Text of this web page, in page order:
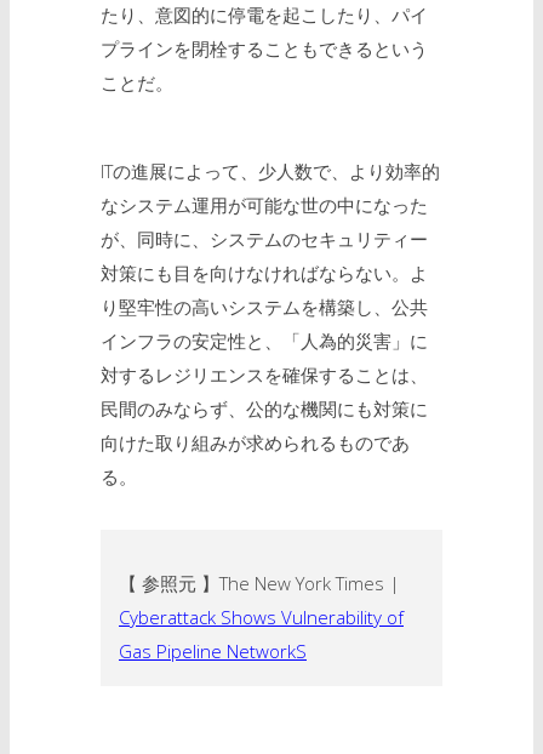
たり、意図的に停電を起こしたり、パイ
プラインを閉栓することもできるという
ことだ。
ITの進展によって、少人数で、より効率的
なシステム運用が可能な世の中になった
が、同時に、システムのセキュリティー
対策にも目を向けなければならない。よ
り堅牢性の高いシステムを構築し、公共
インフラの安定性と、「人為的災害」に
対するレジリエンスを確保することは、
民間のみならず、公的な機関にも対策に
向けた取り組みが求められるものであ
る。
【 参照元 】The New York Times |
Cyberattack Shows Vulnerability of
Gas Pipeline NetworkS